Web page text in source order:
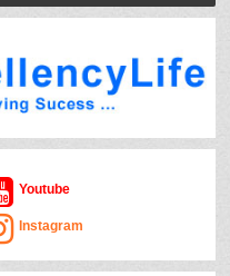
Youtube
Instagram